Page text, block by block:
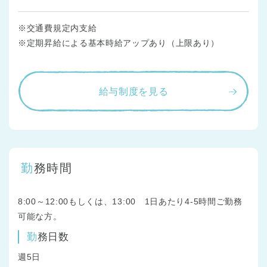
※交通費規定内支給
※定期昇給による基本時給アップあり（上限あり）
給与制度を見る
勤務時間
8:00～12:00もしくは、13:00 1日あたり4-5時間ご勤務
可能な方。
勤務日数
週5日